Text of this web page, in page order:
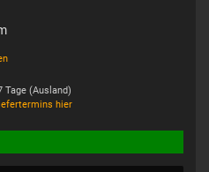
Tage (Ausland)
hier